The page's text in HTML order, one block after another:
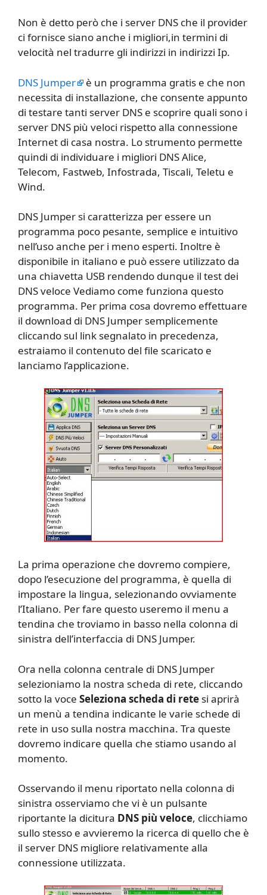
Non è detto però che i server DNS che il provider
ci fornisce siano anche i migliori,in termini di
velocità nel tradurre gli indirizzi in indirizzi Ip.
DNS Jumper
è un programma gratis e che non
necessita di installazione, che consente appunto
di testare tanti server DNS e scoprire quali sono i
server DNS più veloci rispetto alla connessione
Internet di casa nostra. Lo strumento permette
quindi di individuare i migliori DNS Alice,
Telecom, Fastweb, Infostrada, Tiscali, Teletu e
Wind.
DNS Jumper si caratterizza per essere un
programma poco pesante, semplice e intuitivo
nell’uso anche per i meno esperti. Inoltre è
disponibile in italiano e può essere utilizzato da
una chiavetta USB rendendo dunque il test dei
DNS veloce Vediamo come funziona questo
programma. Per prima cosa dovremo effettuare
il download di DNS Jumper semplicemente
cliccando sul link segnalato in precedenza,
estraiamo il contenuto del file scaricato e
lanciamo l’applicazione.
La prima operazione che dovremo compiere,
dopo l’esecuzione del programma, è quella di
impostare la lingua, selezionando ovviamente
l’Italiano. Per fare questo useremo il menu a
tendina che troviamo in basso nella colonna di
sinistra dell’interfaccia di DNS Jumper.
Ora nella colonna centrale di DNS Jumper
selezioniamo la nostra scheda di rete, cliccando
sotto la voce Seleziona scheda di rete si aprirà
un menù a tendina indicante le varie schede di
rete in uso sulla nostra macchina. Tra queste
dovremo indicare quella che stiamo usando al
momento.
Osservando il menu riportato nella colonna di
sinistra osserviamo che vi è un pulsante
riportante la dicitura DNS più veloce, clicchiamo
sullo stesso e avvieremo la ricerca di quello che è
il server DNS migliore relativamente alla
connessione utilizzata.